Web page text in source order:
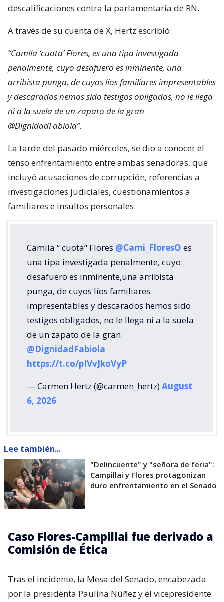
descalificaciones contra la parlamentaria de RN.
A través de su cuenta de X, Hertz escribió:
“Camila ‘cuota’ Flores, es una tipa investigada
penalmente, cuyo desafuero es inminente, una
arribista punga, de cuyos líos familiares impresentables
y descarados hemos sido testigos obligados, no le llega
ni a la suela de un zapato de la gran
@DignidadFabiola”.
La tarde del pasado miércoles, se dio a conocer el
tenso enfrentamiento entre ambas senadoras, que
incluyó acusaciones de corrupción, referencias a
investigaciones judiciales, cuestionamientos a
familiares e insultos personales.
Camila “ cuota“ Flores @Cami_FloresO es
una tipa investigada penalmente, cuyo
desafuero es inminente,una arribista
punga, de cuyos líos familiares
impresentables y descarados hemos sido
testigos obligados, no le llega ni a la suela
de un zapato de la gran
@DignidadFabiola
https://t.co/pIVvJkoVyP
— Carmen Hertz (@carmen_hertz)August
6, 2026
Lee también...
"Delincuente" y "señora de feria":
Campillai y Flores protagonizan
duro enfrentamiento en el Senado
Caso Flores-Campillai fue derivado a
Comisión de Ética
Tras el incidente, la Mesa del Senado, encabezada
por la presidenta Paulina Núñez y el vicepresidente